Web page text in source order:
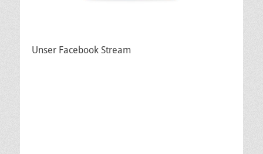
Unser Facebook Stream